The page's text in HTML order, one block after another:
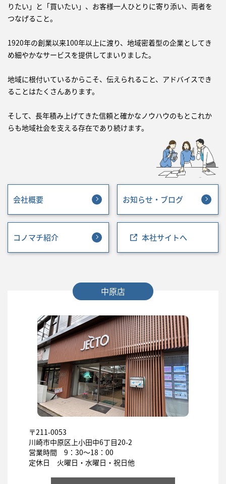
りたい」と「買いたい」、お客様一人ひとりに寄り添い、両者を
つなげること。
1920年の創業以来100年以上に渡り、地域密着型の企業としてき
め細やかなサービスを提供してまいりました。
地域に根付いているからこそ、伝えられること、アドバイスでき
ることはたくさんあります。
そして、長年積み上げてきた信頼と確かなノウハウのもとこれか
らも地域社会を支える存在であり続けます。
会社概要 お知らせ・ブログ
コノマチ紹介 本社サイトへ
中原店
〒211-0053
川崎市中原区上小田中6丁目20-2
営業時間 9：30～18：00
定休日 火曜日・水曜日・祝日他